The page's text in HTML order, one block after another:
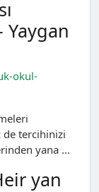
okul-
de tercihinizi
yana …
yan